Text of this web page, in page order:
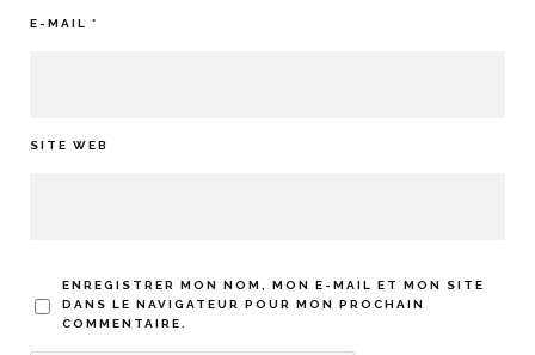
E-MAIL *
SITE WEB
ENREGISTRER MON NOM, MON E-MAIL ET MON SITE
DANS LE NAVIGATEUR POUR MON PROCHAIN
COMMENTAIRE.